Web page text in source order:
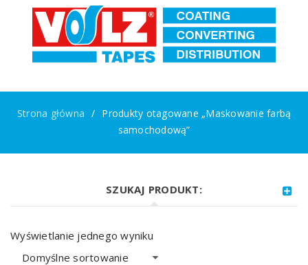
Strona główna / Produkty otagowane „Maskowanie farbą
samochodową”
SZUKAJ PRODUKT:
Wyświetlanie jednego wyniku
Domyślne sortowanie